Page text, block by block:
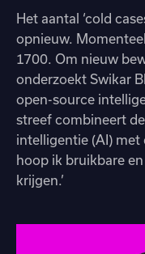
Het aantal ‘cold
opnieuw.
1700. Om nieuw
onderzoekt Swikar
open-source
streef combineert
intelligentie (AI) met
hoop ik bruikbare
krijgen.’